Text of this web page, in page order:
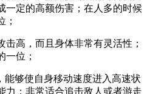
一定的高额伤害；在人多的时候
；
高，而且身体非常有灵活性；
一位；
能够使自身移动速度进入高速状
力；非常适合追击敌人或者游走